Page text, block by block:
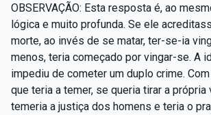
OBSERVAÇÃO: Esta resposta é, ao
lógica e muito profunda. Se ele
morte, ao invés de se matar, ter-se-ia
menos, teria começado por vingar-se. A
impediu de cometer um duplo crime.
que teria a temer, se queria tirar a própria
temeria a justiça dos homens e teria o